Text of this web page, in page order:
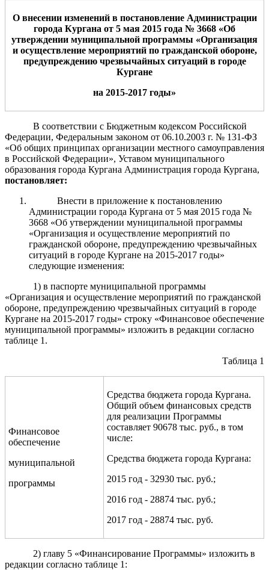
О внесении изменений в постановление Администрации
города Кургана от 5 мая 2015 года № 3668 «Об
утверждении муниципальной программы «Организация
и осуществлениемероприятий по гражданской обороне,
предупреждению чрезвычайных ситуаций в городе
Кургане
на 2015-2017 годы»
В соответствии с Бюджетным кодексом Российской
Федерации, Федеральным законом от 06.10.2003 г. № 131-ФЗ
«Об общих принципах организации местного самоуправления
в Российской Федерации», Уставом муниципального
образования города Кургана Администрация города Кургана,
постановляет:
Внести в приложение к постановлению
Администрации города Кургана от 5 мая 2015 года №
3668 «Об утверждении муниципальной программы
«Организация и осуществление мероприятий по
гражданской обороне, предупреждению чрезвычайных
ситуаций в городе Кургане на 2015-2017 годы»
следующие изменения:
1) в паспорте муниципальной программы
«Организация и осуществление мероприятий по гражданской
обороне, предупреждению чрезвычайных ситуаций в городе
Кургане на 2015-2017 годы» строку «Финансовое обеспечение
муниципальной программы» изложить в редакции согласно
таблице 1.
Таблица 1
Финансовое
обеспечение
муниципальной
программы
Средства бюджета города Кургана.
Общий объем финансовых средств
для реализации Программы
составляет 90678 тыс. руб., в том
числе:
Средства бюджета города Кургана:
2015 год - 32930 тыс. руб.;
2016 год - 28874 тыс. руб.;
2017 год - 28874 тыс. руб.
2) главу 5 «Финансирование Программы» изложить в
редакции согласно таблице 1: